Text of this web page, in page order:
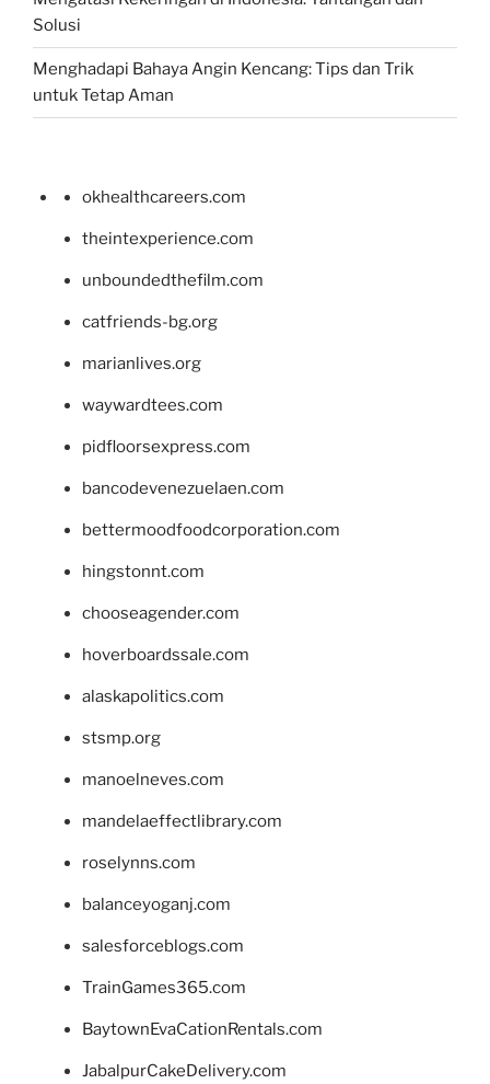
Solusi
Menghadapi Bahaya Angin Kencang: Tips dan Trik
untuk Tetap Aman
okhealthcareers.com
theintexperience.com
unboundedthefilm.com
catfriends-bg.org
marianlives.org
waywardtees.com
pidfloorsexpress.com
bancodevenezuelaen.com
bettermoodfoodcorporation.com
hingstonnt.com
chooseagender.com
hoverboardssale.com
alaskapolitics.com
stsmp.org
manoelneves.com
mandelaeffectlibrary.com
roselynns.com
balanceyoganj.com
salesforceblogs.com
TrainGames365.com
BaytownEvaCationRentals.com
JabalpurCakeDelivery.com